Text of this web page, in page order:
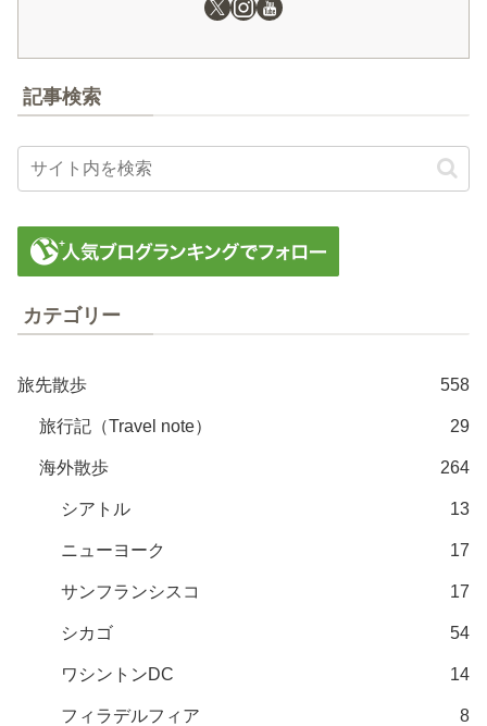
記事検索
カテゴリー
旅先散歩 558
旅行記（Travel note） 29
海外散歩 264
シアトル 13
ニューヨーク 17
サンフランシスコ 17
シカゴ 54
ワシントンDC 14
フィラデルフィア 8